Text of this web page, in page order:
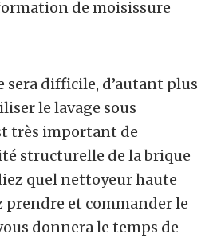
de moisissure
sera difficile, d’autant plus
le lavage sous
très important de
structurelle de la brique
quel nettoyeur haute
prendre et commander le
donnera le temps de